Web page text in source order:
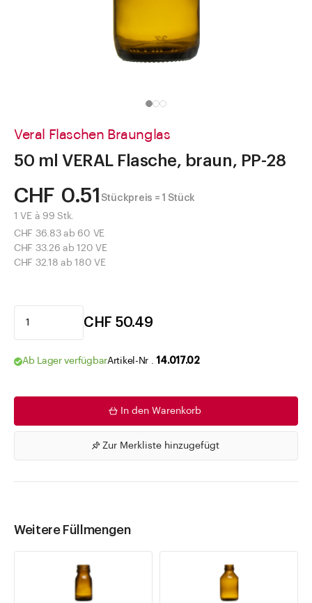
Veral Flaschen Braunglas
50 ml VERAL Flasche, braun, PP-28
CHF 0.51 Stückpreis = 1 Stück
1 VE à 99 Stk.
CHF 36.83 ab 60 VE
CHF 33.26 ab 120 VE
CHF 32.18 ab 180 VE
CHF 50.49
Ab Lager verfügbarArtikel-Nr . 14.017.02
In den Warenkorb
Zur Merkliste hinzugefügt
Weitere Füllmengen